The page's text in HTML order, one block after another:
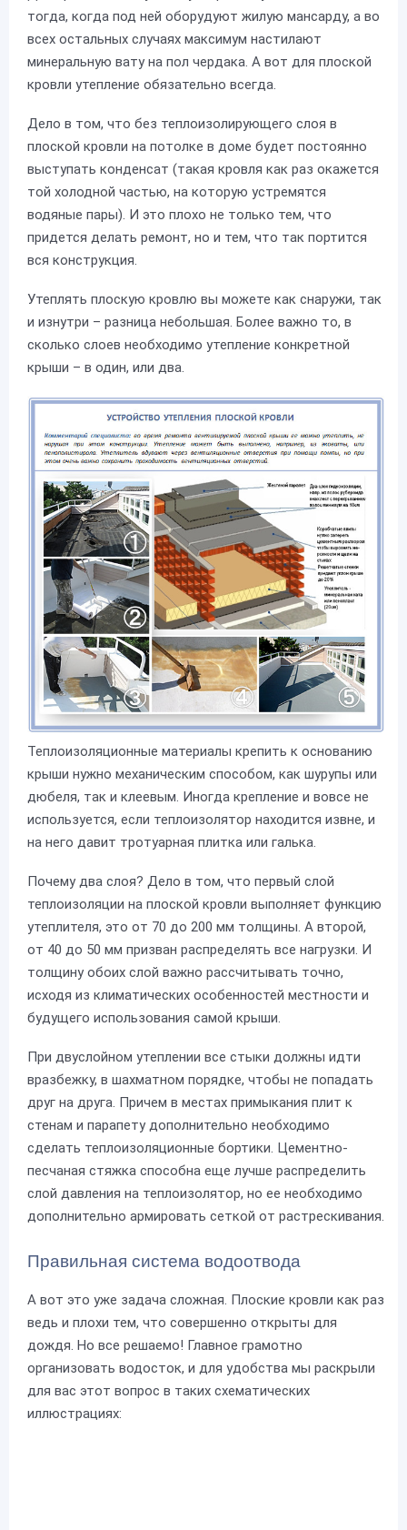
тогда, когда под ней оборудуют жилую мансарду, а во
всех остальных случаях максимум настилают
минеральную вату на пол чердака. А вот для плоской
кровли утепление обязательно всегда.
Дело в том, что без теплоизолирующего слоя в
плоской кровли на потолке в доме будет постоянно
выступать конденсат (такая кровля как раз окажется
той холодной частью, на которую устремятся
водяные пары). И это плохо не только тем, что
придется делать ремонт, но и тем, что так портится
вся конструкция.
Утеплять плоскую кровлю вы можете как снаружи, так
и изнутри – разница небольшая. Более важно то, в
сколько слоев необходимо утепление конкретной
крыши – в один, или два.
Теплоизоляционные материалы крепить к основанию
крыши нужно механическим способом, как шурупы или
дюбеля, так и клеевым. Иногда крепление и вовсе не
используется, если теплоизолятор находится извне, и
на него давит тротуарная плитка или галька.
Почему два слоя? Дело в том, что первый слой
теплоизоляции на плоской кровли выполняет функцию
утеплителя, это от 70 до 200 мм толщины. А второй,
от 40 до 50 мм призван распределять все нагрузки. И
толщину обоих слой важно рассчитывать точно,
исходя из климатических особенностей местности и
будущего использования самой крыши.
При двуслойном утеплении все стыки должны идти
вразбежку, в шахматном порядке, чтобы не попадать
друг на друга. Причем в местах примыкания плит к
стенам и парапету дополнительно необходимо
сделать теплоизоляционные бортики. Цементно-
песчаная стяжка способна еще лучше распределить
слой давления на теплоизолятор, но ее необходимо
дополнительно армировать сеткой от растрескивания.
Правильная система водоотвода
А вот это уже задача сложная. Плоские кровли как раз
ведь и плохи тем, что совершенно открыты для
дождя. Но все решаемо! Главное грамотно
организовать водосток, и для удобства мы раскрыли
для вас этот вопрос в таких схематических
иллюстрациях: